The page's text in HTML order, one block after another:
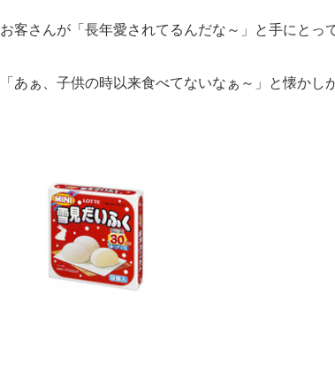
お客さんが「長年愛されてるんだな～」と手にとっ
「あぁ、子供の時以来食べてないなぁ～」と懐かし